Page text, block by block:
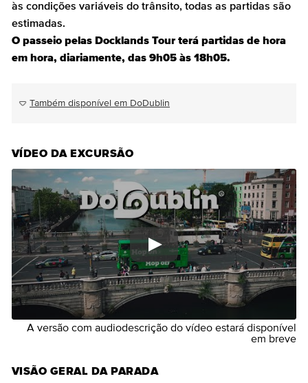
às condições variáveis do trânsito, todas as partidas são
estimadas.
O passeio pelas Docklands Tour terá partidas de hora
em hora, diariamente, das 9h05 às 18h05.
Também disponível em DoDublin
VÍDEO DA EXCURSÃO
A versão com audiodescrição do vídeo estará disponível
em breve
VISÃO GERAL DA PARADA